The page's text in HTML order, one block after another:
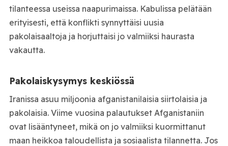
tilanteessa useissa naapurimaissa. Kabulissa pelätään
erityisesti, että konflikti synnyttäisi uusia
pakolaisaaltoja ja horjuttaisi jo valmiiksi haurasta
vakautta.
Pakolaiskysymys keskiössä
Iranissa asuu miljoonia afganistanilaisia siirtolaisia ja
pakolaisia. Viime vuosina palautukset Afganistaniin
ovat lisääntyneet, mikä on jo valmiiksi kuormittanut
maan heikkoa taloudellista ja sosiaalista tilannetta. Jos